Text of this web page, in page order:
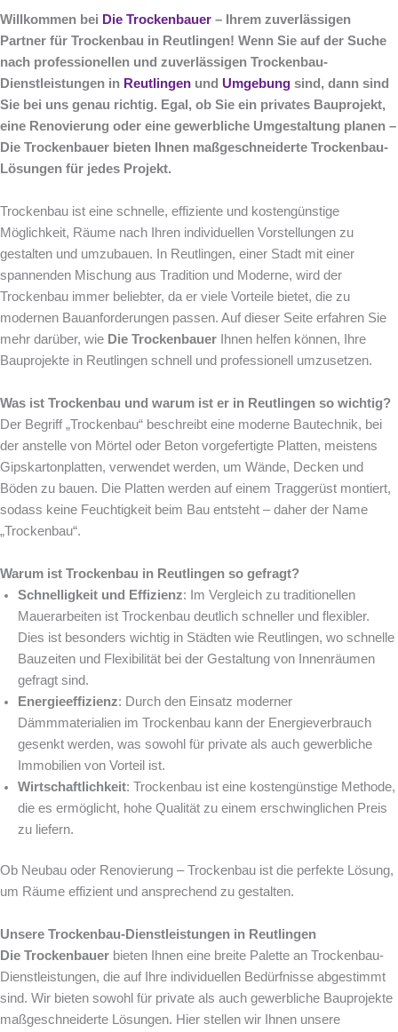
Willkommen bei Die Trockenbauer – Ihrem zuverlässigen
Partner für Trockenbau in Reutlingen! Wenn Sie auf der Suche
nach professionellen und zuverlässigen Trockenbau-
Dienstleistungen in Reutlingen und Umgebung sind, dann sind
Sie bei uns genau richtig. Egal, ob Sie ein privates Bauprojekt,
eine Renovierung oder eine gewerbliche Umgestaltung planen –
Die Trockenbauer bieten Ihnen maßgeschneiderte Trockenbau-
Lösungen für jedes Projekt.
Trockenbau ist eine schnelle, effiziente und kostengünstige
Möglichkeit, Räume nach Ihren individuellen Vorstellungen zu
gestalten und umzubauen. In Reutlingen, einer Stadt mit einer
spannenden Mischung aus Tradition und Moderne, wird der
Trockenbau immer beliebter, da er viele Vorteile bietet, die zu
modernen Bauanforderungen passen. Auf dieser Seite erfahren Sie
mehr darüber, wie Die Trockenbauer Ihnen helfen können, Ihre
Bauprojekte in Reutlingen schnell und professionell umzusetzen.
Was ist Trockenbau und warum ist er in Reutlingen so wichtig?
Der Begriff „Trockenbau“ beschreibt eine moderne Bautechnik, bei
der anstelle von Mörtel oder Beton vorgefertigte Platten, meistens
Gipskartonplatten, verwendet werden, um Wände, Decken und
Böden zu bauen. Die Platten werden auf einem Traggerüst montiert,
sodass keine Feuchtigkeit beim Bau entsteht – daher der Name
„Trockenbau“.
Warum ist Trockenbau in Reutlingen so gefragt?
Schnelligkeit und Effizienz: Im Vergleich zu traditionellen
Mauerarbeiten ist Trockenbau deutlich schneller und flexibler.
Dies ist besonders wichtig in Städten wie Reutlingen, wo schnelle
Bauzeiten und Flexibilität bei der Gestaltung von Innenräumen
gefragt sind.
Energieeffizienz: Durch den Einsatz moderner
Dämmmaterialien im Trockenbau kann der Energieverbrauch
gesenkt werden, was sowohl für private als auch gewerbliche
Immobilien von Vorteil ist.
Wirtschaftlichkeit: Trockenbau ist eine kostengünstige Methode,
die es ermöglicht, hohe Qualität zu einem erschwinglichen Preis
zu liefern.
Ob Neubau oder Renovierung – Trockenbau ist die perfekte Lösung,
um Räume effizient und ansprechend zu gestalten.
Unsere Trockenbau-Dienstleistungen in Reutlingen
Die Trockenbauer bieten Ihnen eine breite Palette an Trockenbau-
Dienstleistungen, die auf Ihre individuellen Bedürfnisse abgestimmt
sind. Wir bieten sowohl für private als auch gewerbliche Bauprojekte
maßgeschneiderte Lösungen. Hier stellen wir Ihnen unsere